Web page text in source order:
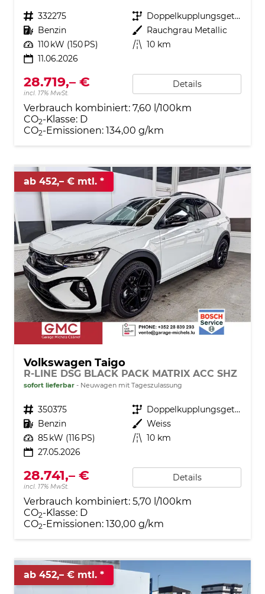
Fahrzeugnr. 332275 Getriebe
Doppelkupplungsgetriebe (DSG)
Kraftstoff Benzin Außenfarbe Rauchgrau Metallic
Leistung 110 kW (150 PS) Kilometerstand 10 km
11.06.2026
28.719,– €
incl. 17% MwSt.
Details
Verbrauch kombiniert: 7,60 l/100km
CO2-Klasse: D
CO2-Emissionen: 134,00 g/km
ab 452,– € mtl.
Volkswagen Taigo
R-LINE DSG BLACK PACK MATRIX ACC SHZ
sofort lieferbar Neuwagen mit Tageszulassung
Fahrzeugnr. 350375 Getriebe
Doppelkupplungsgetriebe (DSG)
Kraftstoff Benzin Außenfarbe Weiss
Leistung 85 kW (116 PS) Kilometerstand 10 km
27.05.2026
28.741,– €
incl. 17% MwSt.
Details
Verbrauch kombiniert: 5,70 l/100km
CO2-Klasse: D
CO2-Emissionen: 130,00 g/km
ab 452,– € mtl.